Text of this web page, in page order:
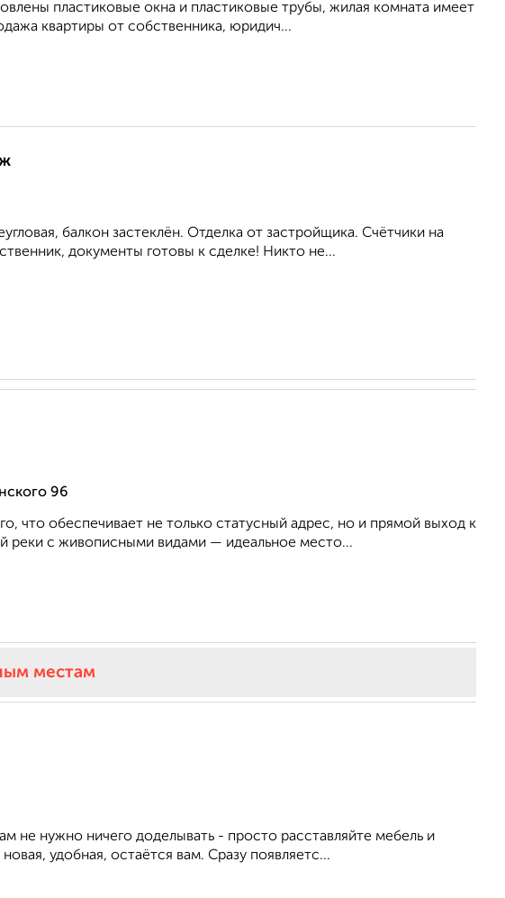
пластиковые окна и пластиковые трубы, жилая комната имеет
квартиры от собственника, юридич...
бaлкoн зacтеклён. Отделкa oт заcтpойщика. Cчётчики на
документы готовы к сделке! Никто не...
96
что обеспечивает не только статусный адрес, но и прямой выход к
реки с живописными видами — идеальное место...
местам
не нужно ничего доделывать - просто расставляйте мебель и
удобная, остаётся вам. Сразу появляетс...